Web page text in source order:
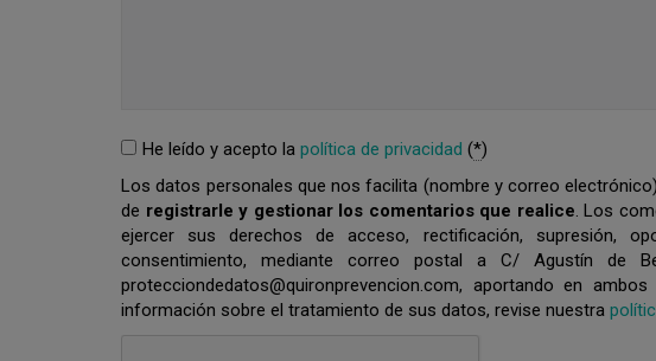
He leído y acepto la política de privacidad (*)
Los datos personales que nos facilita (nombre y correo
de registrarle y gestionar los comentarios que realice. Los
ejercer sus derechos de acceso, rectificación, supresión,
consentimiento, mediante correo postal a C/ Agustín de
protecciondedatos@quironprevencion.com, aportando en
información sobre el tratamiento de sus datos, revise nuestra